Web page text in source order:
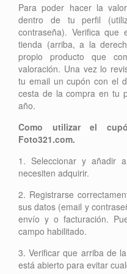
Para poder hacer la
dentro de tu perfil
contraseña). Verifica
tienda (arriba, a la
propio producto que
valoración. Una vez lo
tu email un cupón con el
cesta de la compra en tu
año.
Como utilizar el
Foto321.com.
1. Seleccionar y añadir
necesiten adquirir.
2. Registrarse
sus datos (email y
envío y o facturación.
campo habilitado.
3. Verificar que arriba de
está abierto para evitar